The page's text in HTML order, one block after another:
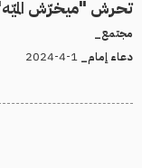
تحرش "ميخرّش
مجتمع_
دعاء إمام_